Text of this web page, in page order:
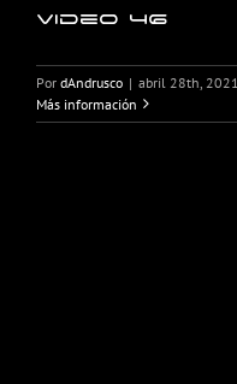
Video 46
Por dAndrusco | abril 28th, 2021
Más información